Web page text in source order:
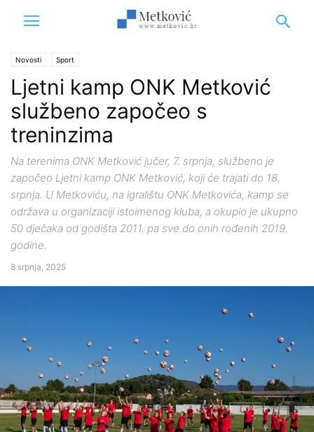
Novosti Sport
Ljetni kamp ONK Metković
službeno započeo s
treninzima
Na terenima ONK Metković jučer, 7. srpnja, službeno je
započeo Ljetni kamp ONK Metković, koji će trajati do 18.
srpnja. U Metkoviću, na igralištu ONK Metkovića, kamp se
održava u organizaciji istoimenog kluba, a okupio je ukupno
50 dječaka od godišta 2011. pa sve do onih rođenih 2019.
godine.
8 srpnja, 2025